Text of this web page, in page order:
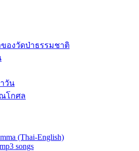
องวัดป่าธรรมชาติ
วัน
โกศล
(Thai-English)
songs